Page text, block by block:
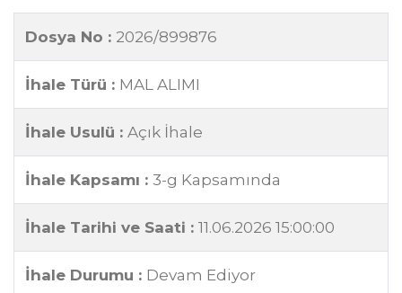
Dosya No : 2026/899876
İhale Türü : MAL ALIMI
İhale Usulü : Açık İhale
İhale Kapsamı : 3-g Kapsamında
İhale Tarihi ve Saati : 11.06.2026 15:00:00
İhale Durumu : Devam Ediyor